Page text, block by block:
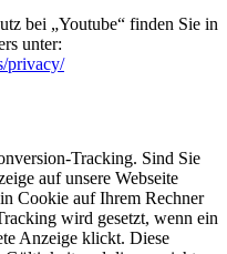
bei „Youtube“ finden Sie in
unter:
privacy/
Tracking. Sind Sie
auf unsere Webseite
Cookie auf Ihrem Rechner
wird gesetzt, wenn ein
Anzeige klickt. Diese